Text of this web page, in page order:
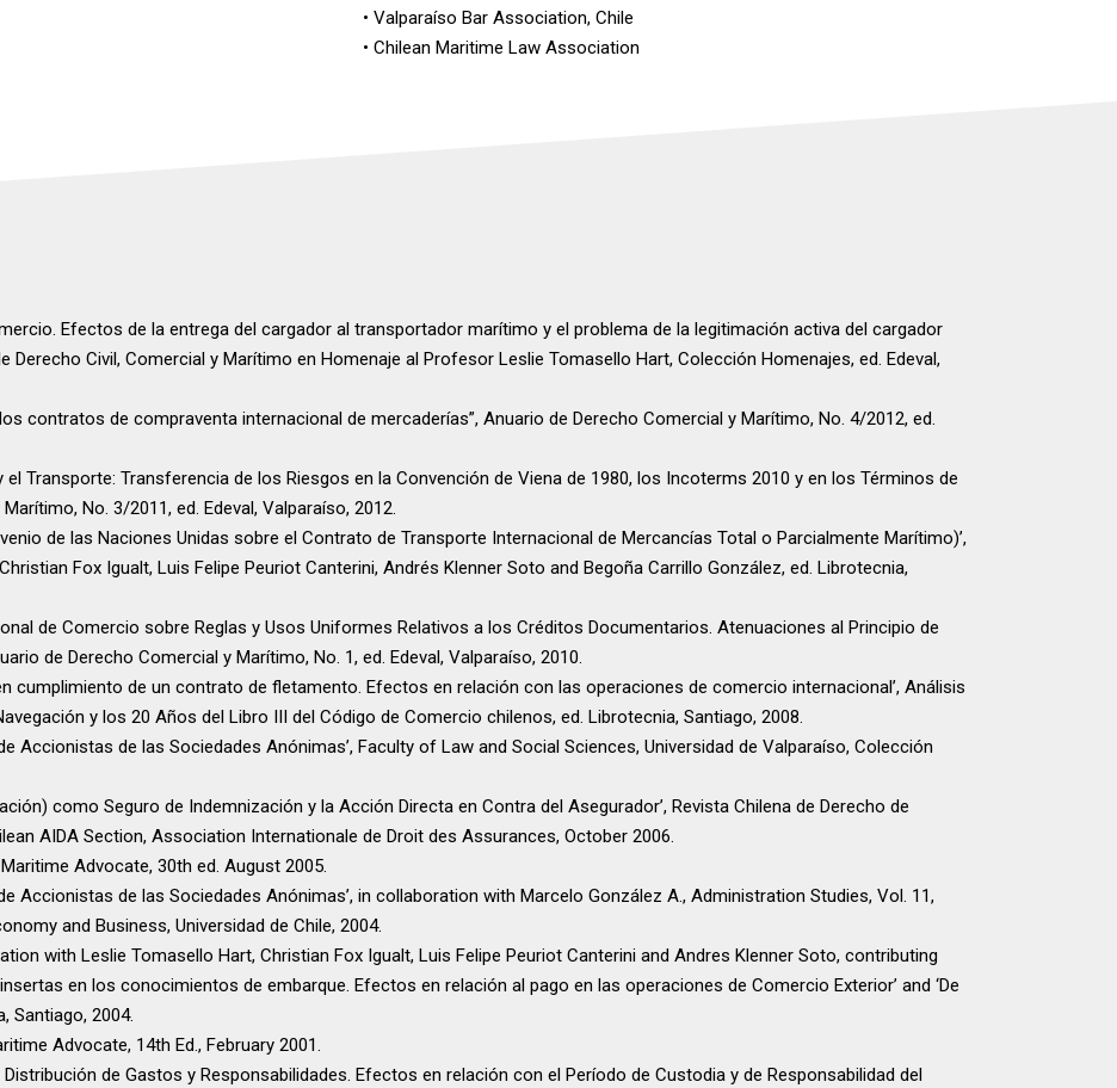
• Valparaíso Bar Association, Chile
• Chilean Maritime Law Association
Efectos de la entrega del cargador al transportador marítimo y el problema de la legitimación activa del cargador
Derecho Civil, Comercial y Marítimo en Homenaje al Profesor Leslie Tomasello Hart, Colección Homenajes, ed. Edeval,
contratos de compraventa internacional de mercaderías”, Anuario de Derecho Comercial y Marítimo, No. 4/2012, ed.
el Transporte: Transferencia de los Riesgos en la Convención de Viena de 1980, los Incoterms 2010 y en los Términos de
No. 3/2011, ed. Edeval, Valparaíso, 2012.
de las Naciones Unidas sobre el Contrato de Transporte Internacional de Mercancías Total o Parcialmente Marítimo)’,
Fox Igualt, Luis Felipe Peuriot Canterini, Andrés Klenner Soto and Begoña Carrillo González, ed. Librotecnia,
de Comercio sobre Reglas y Usos Uniformes Relativos a los Créditos Documentarios. Atenuaciones al Principio de
de Derecho Comercial y Marítimo, No. 1, ed. Edeval, Valparaíso, 2010.
cumplimiento de un contrato de fletamento. Efectos en relación con las operaciones de comercio internacional’, Análisis
y los 20 Años del Libro III del Código de Comercio chilenos, ed. Librotecnia, Santiago, 2008.
Accionistas de las Sociedades Anónimas’, Faculty of Law and Social Sciences, Universidad de Valparaíso, Colección
como Seguro de Indemnización y la Acción Directa en Contra del Asegurador’, Revista Chilena de Derecho de
AIDA Section, Association Internationale de Droit des Assurances, October 2006.
Maritime Advocate, 30th ed. August 2005.
Accionistas de las Sociedades Anónimas’, in collaboration with Marcelo González A., Administration Studies, Vol. 11,
and Business, Universidad de Chile, 2004.
with Leslie Tomasello Hart, Christian Fox Igualt, Luis Felipe Peuriot Canterini and Andres Klenner Soto, contributing
en los conocimientos de embarque. Efectos en relación al pago en las operaciones de Comercio Exterior’ and ‘De
Santiago, 2004.
Advocate, 14th Ed., February 2001.
de Gastos y Responsabilidades. Efectos en relación con el Período de Custodia y de Responsabilidad del